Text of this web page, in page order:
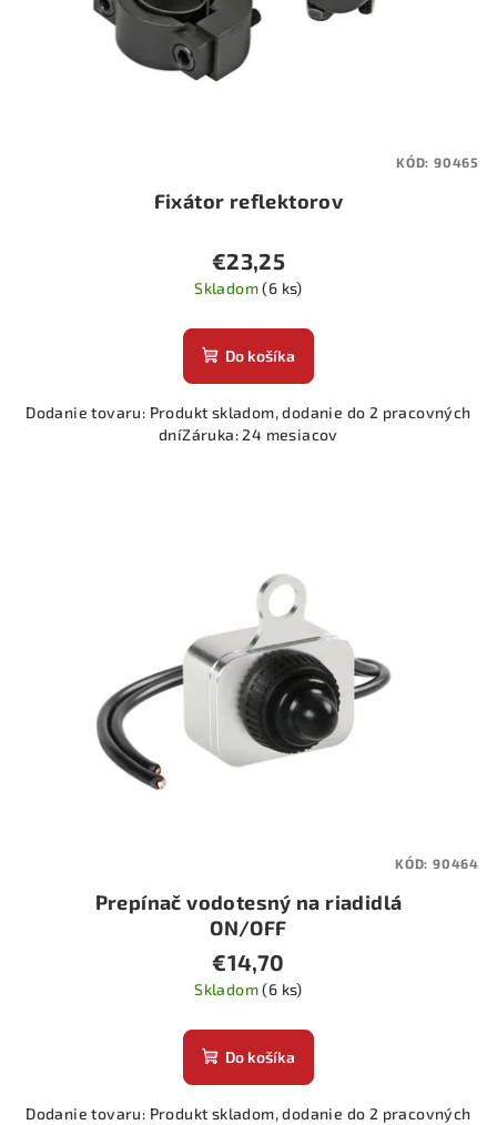
Fixátor reflektorov
€23,25
Skladom(6 ks)
Do košíka
Dodanie tovaru: Produkt skladom, dodanie do 2 pracovných
dníZáruka: 24 mesiacov
KÓD: 90465
Prepínač vodotesný na riadidlá
ON/OFF
€14,70
Skladom(6 ks)
Do košíka
Dodanie tovaru: Produkt skladom, dodanie do 2 pracovných
KÓD: 90464